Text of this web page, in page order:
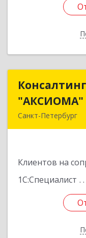
"АКСИОМА"
Санкт-Петербург
Клиентов на
1С:Специалист